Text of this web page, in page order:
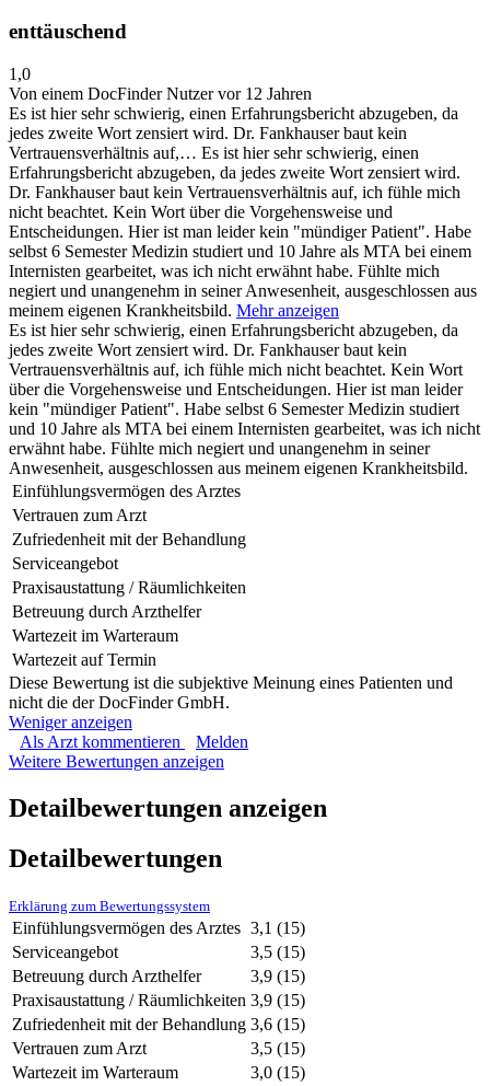
enttäuschend
1,0
Von einem DocFinder Nutzervor 12 Jahren
Es ist hier sehr schwierig, einen Erfahrungsbericht abzugeben, da
jedes zweite Wort zensiert wird. Dr. Fankhauser baut kein
Vertrauensverhältnis auf,… Es ist hier sehr schwierig, einen
Erfahrungsbericht abzugeben, da jedes zweite Wort zensiert wird.
Dr. Fankhauser baut kein Vertrauensverhältnis auf, ich fühle mich
nicht beachtet. Kein Wort über die Vorgehensweise und
Entscheidungen. Hier ist man leider kein "mündiger Patient". Habe
selbst 6 Semester Medizin studiert und 10 Jahre als MTA bei einem
Internisten gearbeitet, was ich nicht erwähnt habe. Fühlte mich
negiert und unangenehm in seiner Anwesenheit, ausgeschlossen aus
meinem eigenen Krankheitsbild. Mehr anzeigen
Es ist hier sehr schwierig, einen Erfahrungsbericht abzugeben, da
jedes zweite Wort zensiert wird. Dr. Fankhauser baut kein
Vertrauensverhältnis auf, ich fühle mich nicht beachtet. Kein Wort
über die Vorgehensweise und Entscheidungen. Hier ist man leider
kein "mündiger Patient". Habe selbst 6 Semester Medizin studiert
und 10 Jahre als MTA bei einem Internisten gearbeitet, was ich nicht
erwähnt habe. Fühlte mich negiert und unangenehm in seiner
Anwesenheit, ausgeschlossen aus meinem eigenen Krankheitsbild.
Einfühlungsvermögen des Arztes
Vertrauen zum Arzt
Zufriedenheit mit der Behandlung
Serviceangebot
Praxisaustattung / Räumlichkeiten
Betreuung durch Arzthelfer
Wartezeit im Warteraum
Wartezeit auf Termin
Diese Bewertung ist die subjektive Meinung eines Patienten und
nicht die der DocFinder GmbH.
Weniger anzeigen
Als Arzt kommentieren
Melden
Weitere Bewertungen anzeigen
Detailbewertungen anzeigen
Detailbewertungen
Erklärung zum Bewertungssystem
Einfühlungsvermögen des Arztes 3,1 (15)
Serviceangebot
3,5 (15)
Betreuung durch Arzthelfer
3,9 (15)
Praxisaustattung / Räumlichkeiten 3,9 (15)
Zufriedenheit mit der Behandlung 3,6 (15)
Vertrauen zum Arzt
3,5 (15)
Wartezeit im Warteraum
3,0 (15)